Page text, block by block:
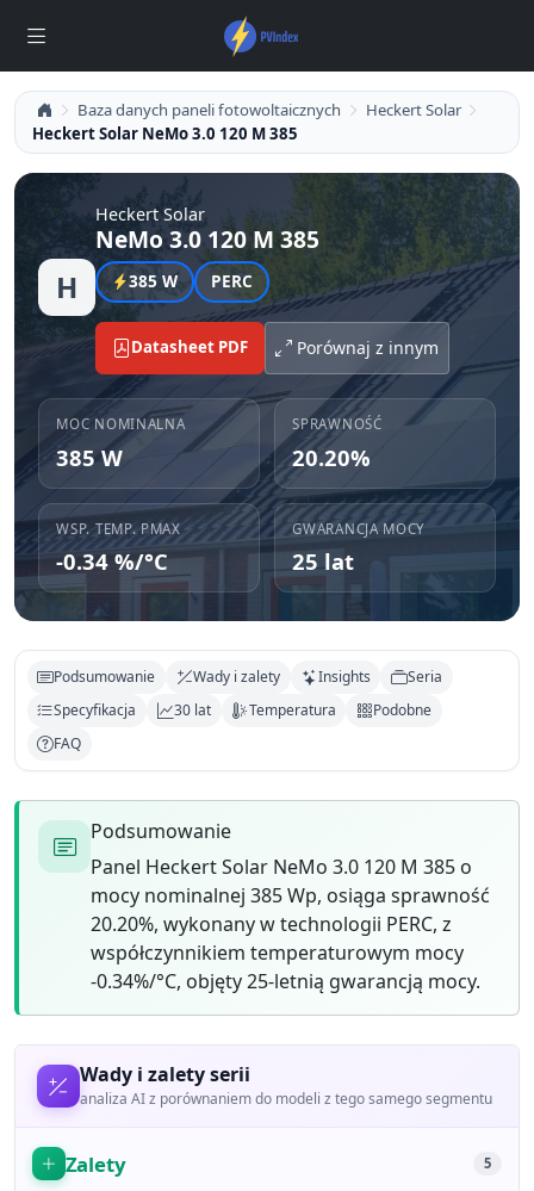
Baza danych paneli fotowoltaicznych
Heckert Solar
Heckert Solar NeMo 3.0 120 M 385
H
Heckert Solar
NeMo 3.0 120 M 385
385 W PERC
Datasheet PDF Porównaj z innym
MOC NOMINALNA
385 W
SPRAWNOŚĆ
20.20%
WSP. TEMP. PMAX
-0.34 %/°C
GWARANCJA MOCY
25 lat
Podsumowanie Wady i zalety Insights
Seria
Specyfikacja
30 lat Temperatura
Podobne
FAQ
Podsumowanie
Panel Heckert Solar NeMo 3.0 120 M 385 o
mocy nominalnej 385 Wp, osiąga sprawność
20.20%, wykonany w technologii PERC, z
współczynnikiem temperaturowym mocy
-0.34%/°C, objęty 25-letnią gwarancją mocy.
Wady i zalety serii
analiza AI z porównaniem do modeli z tego samego segmentu
Zalety 5